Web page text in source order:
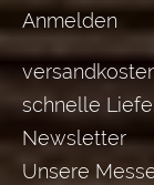
Anmelden
schnelle
Newsletter
Unsere